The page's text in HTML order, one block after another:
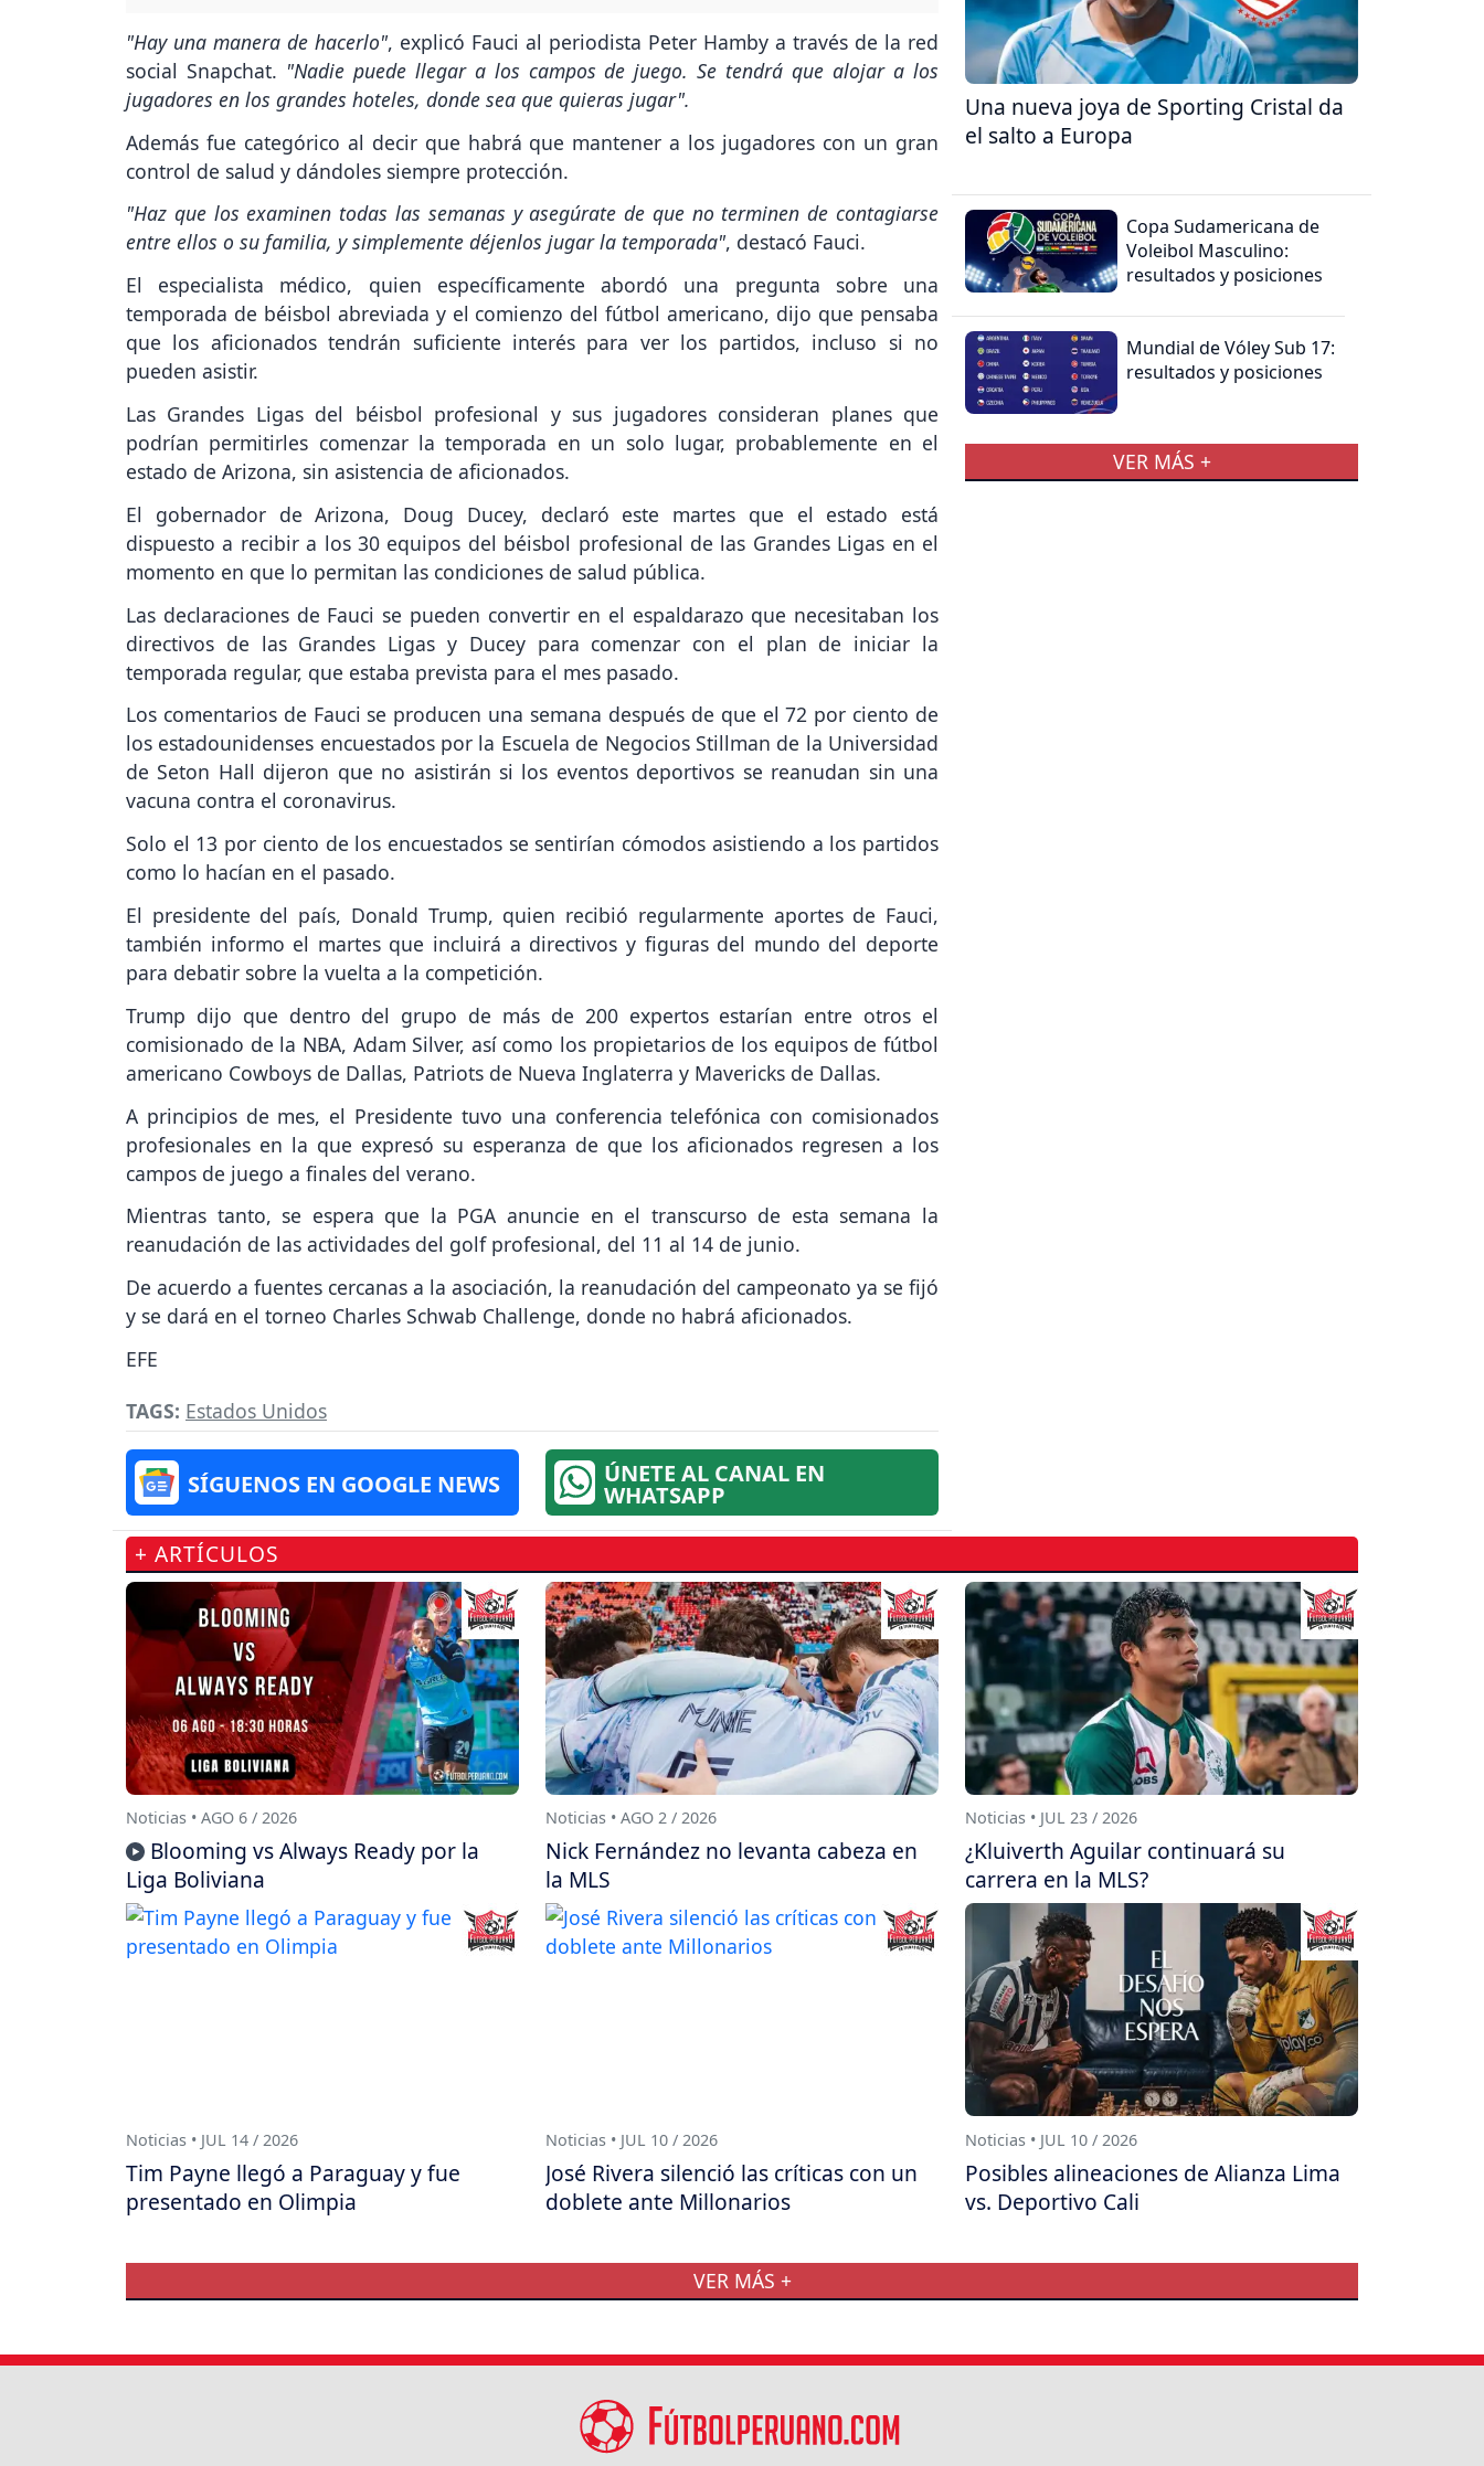
"Hay una manera de hacerlo", explicó Fauci al periodista Peter Hamby a través de la red
social Snapchat. "Nadie puede llegar a los campos de juego. Se tendrá que alojar a los
jugadores en los grandes hoteles, donde sea que quieras jugar".
Además fue categórico al decir que habrá que mantener a los jugadores con un gran
control de salud y dándoles siempre protección.
"Haz que los examinen todas las semanas y asegúrate de que no terminen de contagiarse
entre ellos o su familia, y simplemente déjenlos jugar la temporada", destacó Fauci.
El especialista médico, quien específicamente abordó una pregunta sobre una
temporada de béisbol abreviada y el comienzo del fútbol americano, dijo que pensaba
que los aficionados tendrán suficiente interés para ver los partidos, incluso si no
pueden asistir.
Las Grandes Ligas del béisbol profesional y sus jugadores consideran planes que
podrían permitirles comenzar la temporada en un solo lugar, probablemente en el
estado de Arizona, sin asistencia de aficionados.
El gobernador de Arizona, Doug Ducey, declaró este martes que el estado está
dispuesto a recibir a los 30 equipos del béisbol profesional de las Grandes Ligas en el
momento en que lo permitan las condiciones de salud pública.
Las declaraciones de Fauci se pueden convertir en el espaldarazo que necesitaban los
directivos de las Grandes Ligas y Ducey para comenzar con el plan de iniciar la
temporada regular, que estaba prevista para el mes pasado.
Los comentarios de Fauci se producen una semana después de que el 72 por ciento de
los estadounidenses encuestados por la Escuela de Negocios Stillman de la Universidad
de Seton Hall dijeron que no asistirán si los eventos deportivos se reanudan sin una
vacuna contra el coronavirus.
Solo el 13 por ciento de los encuestados se sentirían cómodos asistiendo a los partidos
como lo hacían en el pasado.
El presidente del país, Donald Trump, quien recibió regularmente aportes de Fauci,
también informo el martes que incluirá a directivos y figuras del mundo del deporte
para debatir sobre la vuelta a la competición.
Trump dijo que dentro del grupo de más de 200 expertos estarían entre otros el
comisionado de la NBA, Adam Silver, así como los propietarios de los equipos de fútbol
americano Cowboys de Dallas, Patriots de Nueva Inglaterra y Mavericks de Dallas.
A principios de mes, el Presidente tuvo una conferencia telefónica con comisionados
profesionales en la que expresó su esperanza de que los aficionados regresen a los
campos de juego a finales del verano.
Mientras tanto, se espera que la PGA anuncie en el transcurso de esta semana la
reanudación de las actividades del golf profesional, del 11 al 14 de junio.
De acuerdo a fuentes cercanas a la asociación, la reanudación del campeonato ya se fijó
y se dará en el torneo Charles Schwab Challenge, donde no habrá aficionados.
EFE
TAGS: Estados Unidos
SÍGUENOS EN GOOGLE NEWS ÚNETE AL CANAL EN
WHATSAPP
Una nueva joya de Sporting Cristal da
el salto a Europa
Copa Sudamericana de
Voleibol Masculino:
resultados y posiciones
Mundial de Vóley Sub 17:
resultados y posiciones
VER MÁS +
+ ARTÍCULOS
Noticias • AGO 6 / 2026
Blooming vs Always Ready por la
Liga Boliviana
Noticias • AGO 2 / 2026
Nick Fernández no levanta cabeza en
la MLS
Noticias • JUL 23 / 2026
¿Kluiverth Aguilar continuará su
carrera en la MLS?
Noticias • JUL 14 / 2026
Tim Payne llegó a Paraguay y fue
presentado en Olimpia
Noticias • JUL 10 / 2026
José Rivera silenció las críticas con un
doblete ante Millonarios
Noticias • JUL 10 / 2026
Posibles alineaciones de Alianza Lima
vs. Deportivo Cali
VER MÁS +